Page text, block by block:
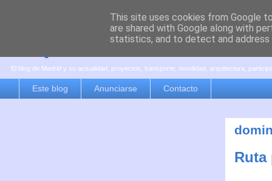
es por madrid
El blog de Madrid y su actualidad, proyectos, transporte, movilidad, arquitectura,
Este blog Anunciarse Contacto
Ruta
This site uses cookies from Google
are shared with Google along with
statistics, and to detect and address